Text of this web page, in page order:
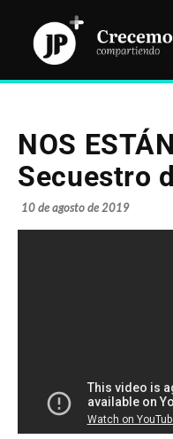
NOS
Secuestro
10 de agosto de 2019